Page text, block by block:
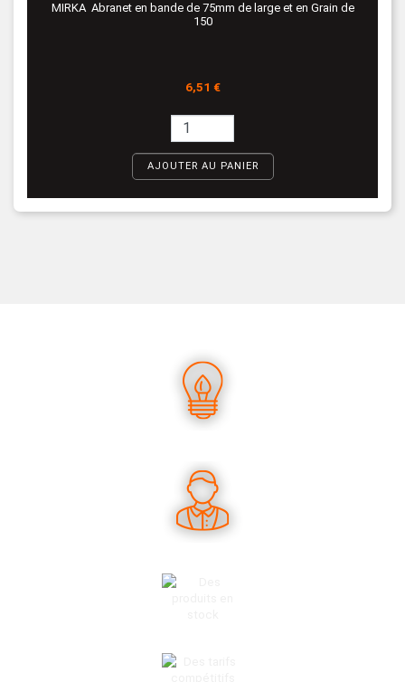
MIRKA Abranet en bande de 75mm de large et en Grain de
150
Prix
6,51 €
AJOUTER AU PANIER